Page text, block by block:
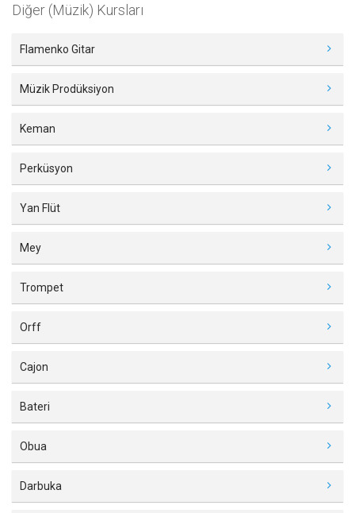
Diğer (Müzik) Kursları
Flamenko Gitar
Müzik Prodüksiyon
Keman
Perküsyon
Yan Flüt
Mey
Trompet
Orff
Cajon
Bateri
Obua
Darbuka